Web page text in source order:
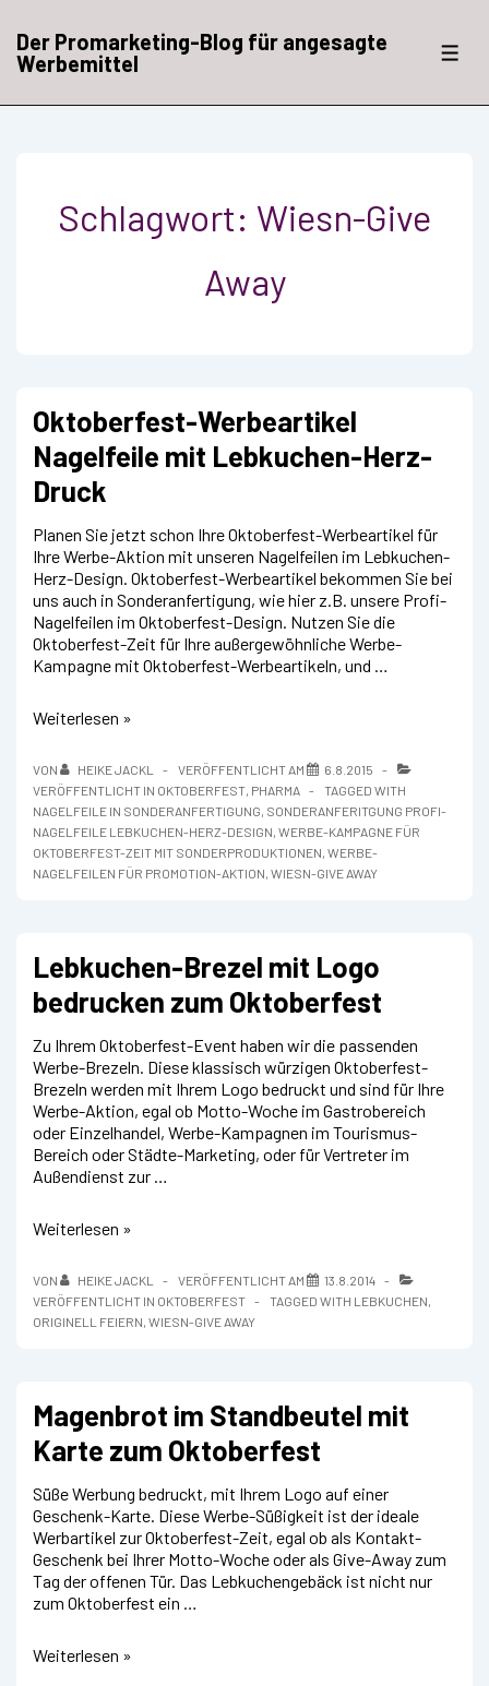
Zum
InhaltDer Promarketing-Blog für angesagte
Werbemittel
Schlagwort: Wiesn-Give
Away
Oktoberfest-Werbeartikel
Nagelfeile mit Lebkuchen-Herz-
Druck
Planen Sie jetzt schon Ihre Oktoberfest-Werbeartikel für
Ihre Werbe-Aktion mit unseren Nagelfeilen im Lebkuchen-
Herz-Design. Oktoberfest-Werbeartikel bekommen Sie bei
uns auch in Sonderanfertigung, wie hier z.B. unsere Profi-
Nagelfeilen im Oktoberfest-Design. Nutzen Sie die
Oktoberfest-Zeit für Ihre außergewöhnliche Werbe-
Kampagne mit Oktoberfest-Werbeartikeln, und …
Oktoberfest-
Nagelfeile
mit
Lebkuchen-
Herz-
Druck
Weiterlesen »
VON HEIKE JACKL VERÖFFENTLICHT AM
6.8.2015
VERÖFFENTLICHT IN OKTOBERFEST, PHARMA
TAGGED WITH
NAGELFEILE IN SONDERANFERTIGUNG, SONDERANFERITGUNG PROFI-
NAGELFEILE LEBKUCHEN-HERZ-DESIGN, WERBE-KAMPAGNE FÜR
OKTOBERFEST-ZEIT MIT SONDERPRODUKTIONEN, WERBE-
NAGELFEILEN FÜR PROMOTION-AKTION, WIESN-GIVE AWAY
Lebkuchen-Brezel mit Logo
bedrucken zum Oktoberfest
Zu Ihrem Oktoberfest-Event haben wir die passenden
Werbe-Brezeln. Diese klassisch würzigen Oktoberfest-
Brezeln werden mit Ihrem Logo bedruckt und sind für Ihre
Werbe-Aktion, egal ob Motto-Woche im Gastrobereich
oder Einzelhandel, Werbe-Kampagnen im Tourismus-
Bereich oder Städte-Marketing, oder für Vertreter im
Außendienst zur …
Lebkuchen-
Logo
bedrucken
Weiterlesen »
VON HEIKE JACKL VERÖFFENTLICHT AM
13.8.2014
VERÖFFENTLICHT IN OKTOBERFEST TAGGED WITH LEBKUCHEN,
ORIGINELL FEIERN, WIESN-GIVE AWAY
Magenbrot im Standbeutel mit
Karte zum Oktoberfest
Süße Werbung bedruckt, mit Ihrem Logo auf einer
Geschenk-Karte. Diese Werbe-Süßigkeit ist der ideale
Werbartikel zur Oktoberfest-Zeit, egal ob als Kontakt-
Geschenk bei Ihrer Motto-Woche oder als Give-Away zum
Tag der offenen Tür. Das Lebkuchengebäck ist nicht nur
zum Oktoberfest ein …
Magenbrot
Weiterlesen »